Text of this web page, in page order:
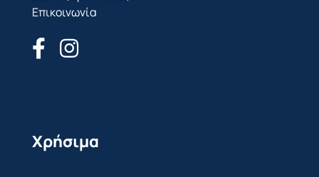
Επικοινωνία
Χρήσιμα